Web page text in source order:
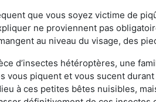
que vous soyez victime de
ne proviennent pas
au niveau du visage, des
d’insectes hétéroptères, une
vous piquent et vous sucent
à ces petites bêtes nuisibles,